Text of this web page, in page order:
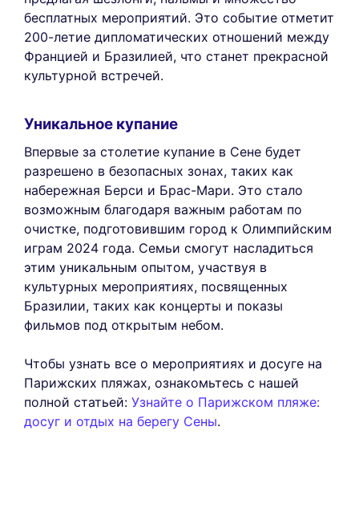
бесплатных мероприятий. Это событие отметит
200-летие дипломатических отношений между
Францией и Бразилией, что станет прекрасной
культурной встречей.
Уникальное купание
Впервые за столетие купание в Сене будет
разрешено в безопасных зонах, таких как
набережная Берси и Брас-Мари. Это стало
возможным благодаря важным работам по
очистке, подготовившим город к Олимпийским
играм 2024 года. Семьи смогут насладиться
этим уникальным опытом, участвуя в
культурных мероприятиях, посвященных
Бразилии, таких как концерты и показы
фильмов под открытым небом.
Чтобы узнать все о мероприятиях и досуге на
Парижских пляжах, ознакомьтесь с нашей
полной статьей: Узнайте о Парижском пляже:
досуг и отдых на берегу Сены.